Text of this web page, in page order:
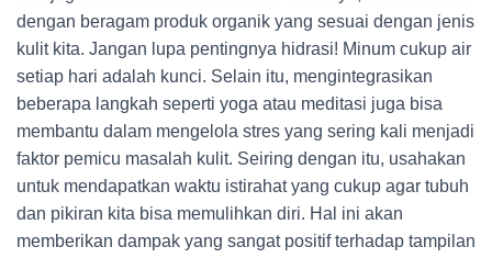
dengan beragam produk organik yang sesuai dengan jenis
kulit kita. Jangan lupa pentingnya hidrasi! Minum cukup air
setiap hari adalah kunci. Selain itu, mengintegrasikan
beberapa langkah seperti yoga atau meditasi juga bisa
membantu dalam mengelola stres yang sering kali menjadi
faktor pemicu masalah kulit. Seiring dengan itu, usahakan
untuk mendapatkan waktu istirahat yang cukup agar tubuh
dan pikiran kita bisa memulihkan diri. Hal ini akan
memberikan dampak yang sangat positif terhadap tampilan